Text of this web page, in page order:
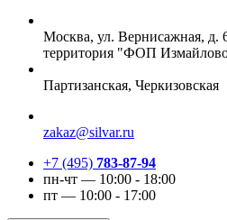
Москва, ул. Вернисажная, д.
территория "ФОП
Партизанская, Черкизовская
zakaz@silvar.ru
+7 (495) 783-87-94
пн-чт — 10:00 - 18:00
пт — 10:00 - 17:00